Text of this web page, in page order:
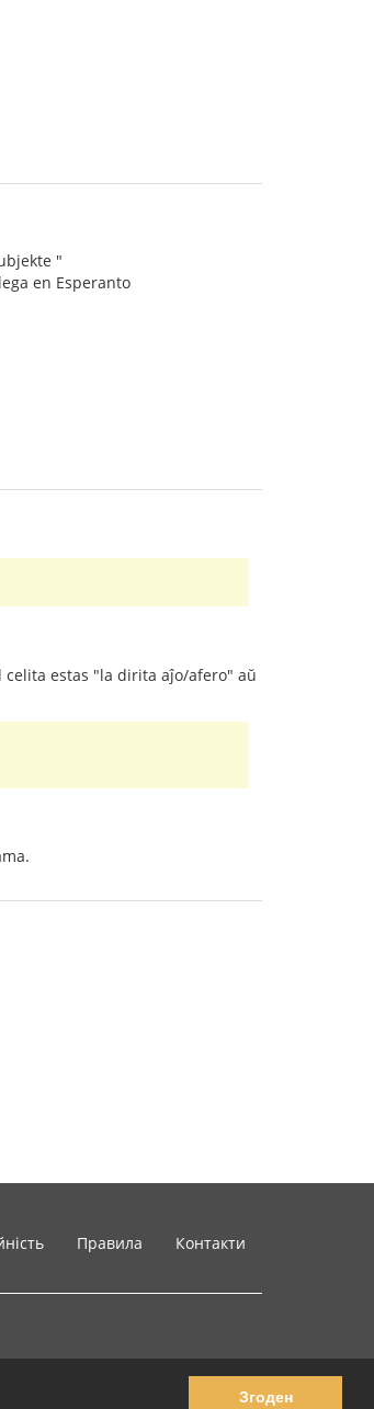
Згоден
"
en Esperanto
estas "la dirita aĵo/afero" aŭ
Правила Контакти